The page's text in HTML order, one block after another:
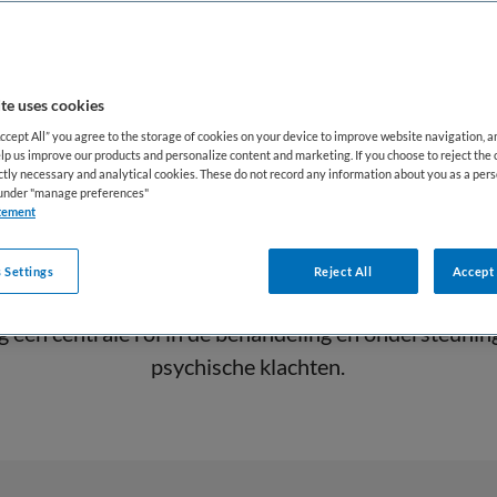
(GGZ), ziekenhuizen, revalidatiecentra,
Ook kunnen zij werkzaam zijn in een
zorgstelsel vervult de GZ-psycholoog een
en professionele psychologische zorg.
draagt de GZ-psycholoog bij aan het
en de kwaliteit van leven van cliënten.
met andere zorgprofessionals, zoals
om passende en samenhangende zorg te
een centrale rol in de behandeling en
psychische klachten.
uses cookies
All” you agree to the storage of cookies on your device to improve website navigation,
us improve our products and personalize content and marketing. If you choose to reject the
necessary and analytical cookies. These do not record any information about you as a
"manage preferences"
Reject All Accept
Settings